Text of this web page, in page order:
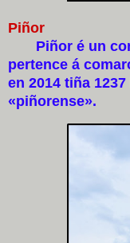
Piñor
Piñor é un
pertence á
en 2014 tiña
«piñorense».